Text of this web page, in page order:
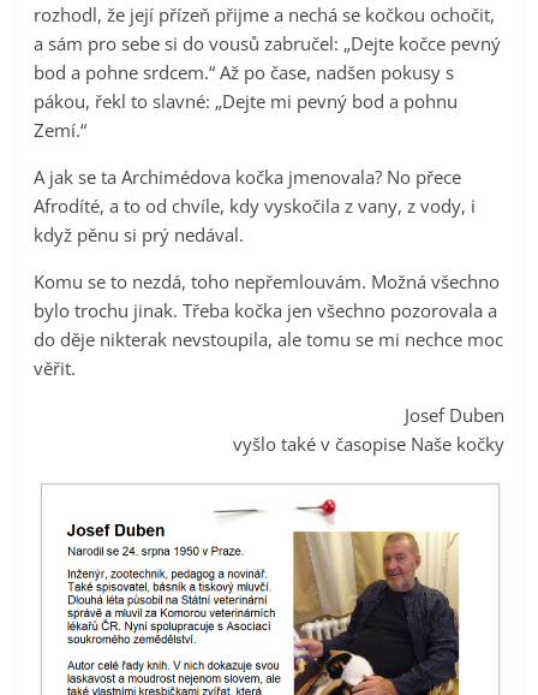
rozhodl, že její přízeň přijme a nechá se kočkou ochočit,
a sám pro sebe si do vousů zabručel: „Dejte kočce pevný
bod a pohne srdcem.“ Až po čase, nadšen pokusy s
pákou, řekl to slavné: „Dejte mi pevný bod a pohnu
Zemí.“
A jak se ta Archimédova kočka jmenovala? No přece
Afrodíté, a to od chvíle, kdy vyskočila z vany, z vody, i
když pěnu si prý nedával.
Komu se to nezdá, toho nepřemlouvám. Možná všechno
bylo trochu jinak. Třeba kočka jen všechno pozorovala a
do děje nikterak nevstoupila, ale tomu se mi nechce moc
věřit.
Josef Duben
vyšlo také v časopise Naše kočky